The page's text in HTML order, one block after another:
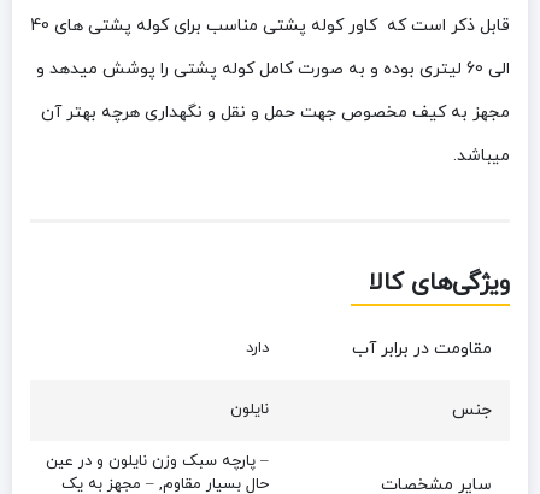
قابل ذکر است که کاور کوله پشتی مناسب برای کوله پشتی های 40
الی 60 لیتری بوده و به صورت کامل کوله پشتی را پوشش میدهد و
مجهز به کیف مخصوص جهت حمل و نقل و نگهداری هرچه بهتر آن
میباشد.
ویژگی‌های کالا
مقاومت در برابر آب دارد
جنس نایلون
سایر مشخصات
– پارچه سبک وزن نایلون و در عین
حال بسیار مقاوم, – مجهز به یک